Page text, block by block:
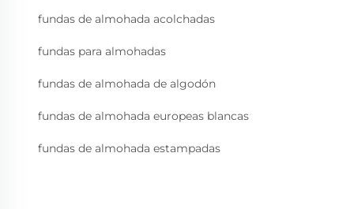
fundas de almohada acolchadas
fundas para almohadas
fundas de almohada de algodón
fundas de almohada europeas blancas
fundas de almohada estampadas